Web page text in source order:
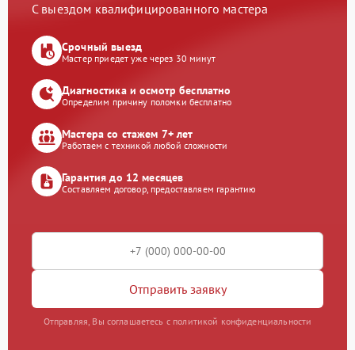
С выездом квалифицированного мастера
Срочный выезд
Мастер приедет уже через 30 минут
Диагностика и осмотр бесплатно
Определим причину поломки бесплатно
Мастера со стажем 7+ лет
Работаем с техникой любой сложности
Гарантия до 12 месяцев
Составляем договор, предоставляем гарантию
Отправить заявку
Отправляя, Вы соглашаетесь с политикой конфиденциальности